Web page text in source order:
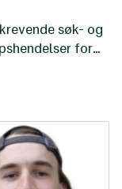
søk- og
for